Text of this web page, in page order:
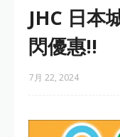
JHC 日本
閃優惠‼️
7月 22, 2024